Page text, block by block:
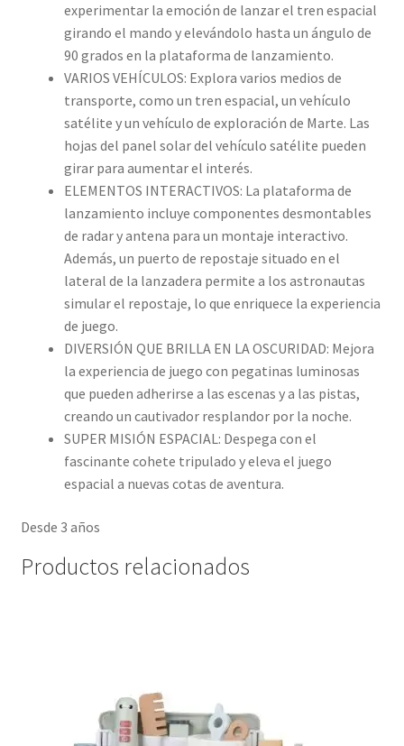
experimentar la emoción de lanzar el tren espacial
girando el mando y elevándolo hasta un ángulo de
90 grados en la plataforma de lanzamiento.
VARIOS VEHÍCULOS: Explora varios medios de
transporte, como un tren espacial, un vehículo
satélite y un vehículo de exploración de Marte. Las
hojas del panel solar del vehículo satélite pueden
girar para aumentar el interés.
ELEMENTOS INTERACTIVOS: La plataforma de
lanzamiento incluye componentes desmontables
de radar y antena para un montaje interactivo.
Además, un puerto de repostaje situado en el
lateral de la lanzadera permite a los astronautas
simular el repostaje, lo que enriquece la experiencia
de juego.
DIVERSIÓN QUE BRILLA EN LA OSCURIDAD: Mejora
la experiencia de juego con pegatinas luminosas
que pueden adherirse a las escenas y a las pistas,
creando un cautivador resplandor por la noche.
SUPER MISIÓN ESPACIAL: Despega con el
fascinante cohete tripulado y eleva el juego
espacial a nuevas cotas de aventura.
Desde 3 años
Productos relacionados